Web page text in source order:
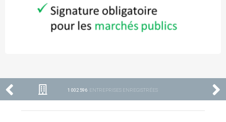
1 002 596 ENTREPRISES ENREGISTRÉES